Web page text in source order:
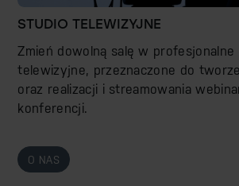
STUDIO TELEWIZYJNE
Zmień dowolną salę w profesjonalne
telewizyjne, przeznaczone do
oraz realizacji i streamowania
konferencji.
O NAS